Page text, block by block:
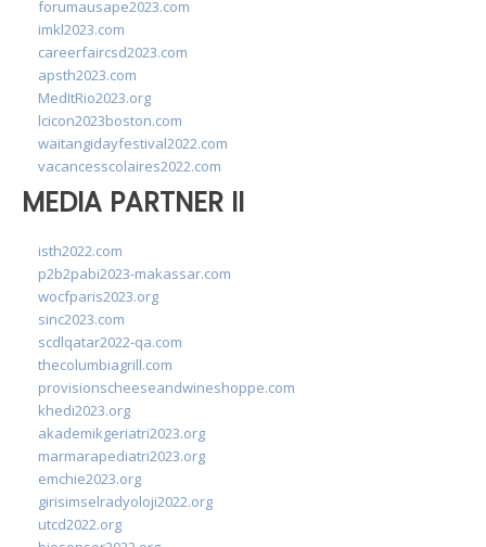
forumausape2023.com
imkl2023.com
careerfaircsd2023.com
apsth2023.com
MedItRio2023.org
lcicon2023boston.com
waitangidayfestival2022.com
vacancesscolaires2022.com
MEDIA PARTNER II
isth2022.com
p2b2pabi2023-makassar.com
wocfparis2023.org
sinc2023.com
scdlqatar2022-qa.com
thecolumbiagrill.com
provisionscheeseandwineshoppe.com
khedi2023.org
akademikgeriatri2023.org
marmarapediatri2023.org
emchie2023.org
girisimselradyoloji2022.org
utcd2022.org